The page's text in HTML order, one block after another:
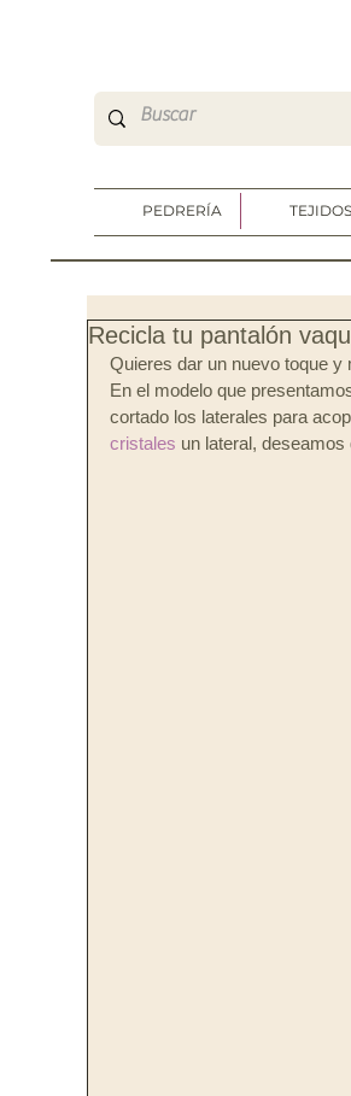
So Sweet Complementos Shop
http://www.sosweetshoponline.com
PEDRERÍA TEJIDOS
Recicla tu pantalón
Quieres dar un nuevo toque
En el modelo que
cortado los laterales para
cristales un lateral, deseamos